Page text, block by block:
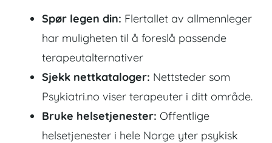
Spør legen din: Flertallet av allmennleger
har muligheten til å foreslå passende
terapeutalternativer
Sjekk nettkataloger: Nettsteder som
Psykiatri.no viser terapeuter i ditt område.
Bruke helsetjenester: Offentlige
helsetjenester i hele Norge yter psykisk